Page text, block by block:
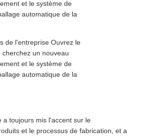
a toujours mis l'accent sur le
et le processus de fabrication, et a